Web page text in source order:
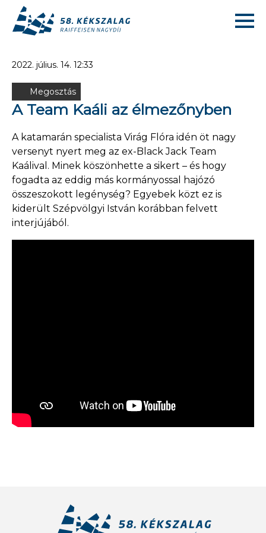
2022. július. 14. 12:33
Megosztás
A Team Kaáli az élmezőnyben
A katamarán specialista Virág Flóra idén öt nagy
versenyt nyert meg az ex-Black Jack Team
Kaálival. Minek köszönhette a sikert – és hogy
fogadta az eddig más kormányossal hajózó
összeszokott legénység? Egyebek közt ez is
kiderült Szépvölgyi István korábban felvett
interjújából.